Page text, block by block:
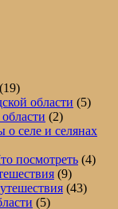
(19)
области (5)
(2)
о селе и селянах
посмотреть (4)
(9)
(43)
(5)